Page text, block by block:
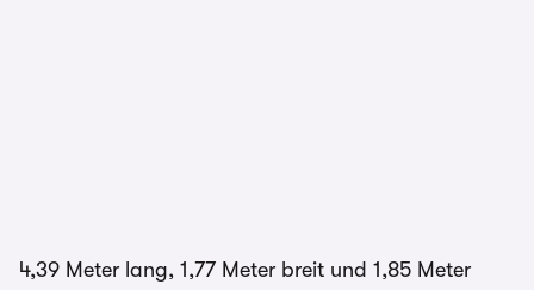
4,39 Meter lang, 1,77 Meter breit und 1,85 Meter